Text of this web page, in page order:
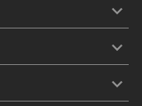


